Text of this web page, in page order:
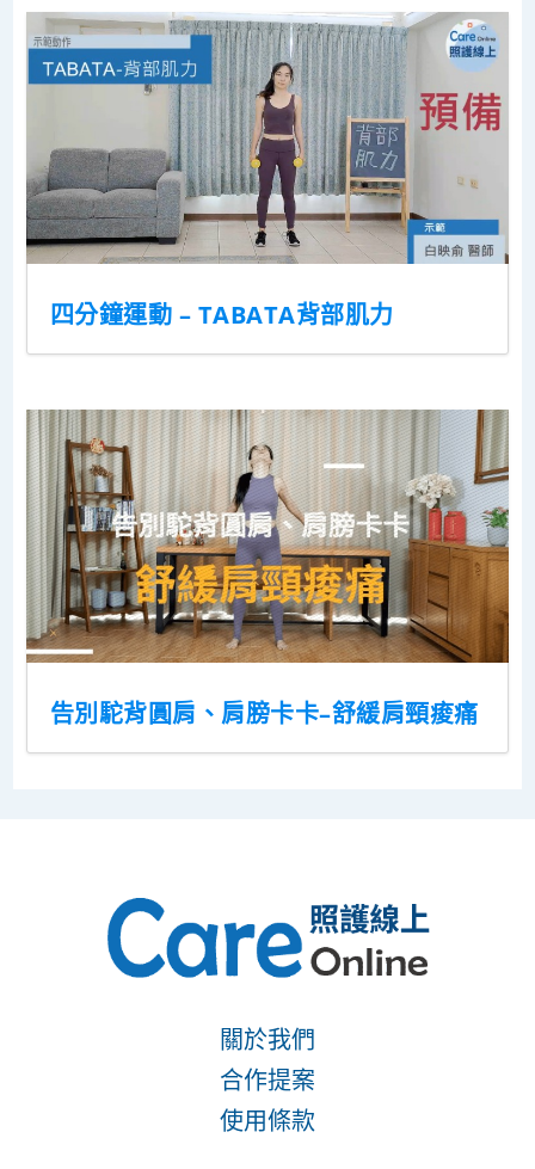
四分鐘運動 – TABATA背部肌力
告別駝背圓肩、肩膀卡卡–舒緩肩頸痠痛
關於我們
合作提案
使用條款